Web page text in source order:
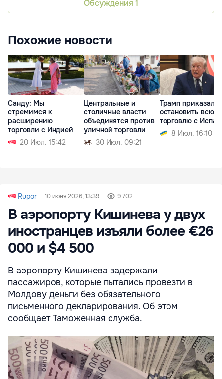
Обсуждения 1
Похожие новости
Санду: Мы
стремимся к
расширению
торговли с Индией
20 Июл. 15:42
Центральные и
столичные власти
объединятся против
уличной торговли
30 Июл. 09:21
Трамп приказал
остановить всю
торговлю с
8 Июл. 16:10
Rupor 10 июня 2026, 13:39 9 702
В аэропорту Кишинева у двух
иностранцев изъяли более €26
000 и $4 500
В аэропорту Кишинева задержали
пассажиров, которые пытались провезти в
Молдову деньги без обязательного
письменного декларирования. Об этом
сообщает Таможенная служба.